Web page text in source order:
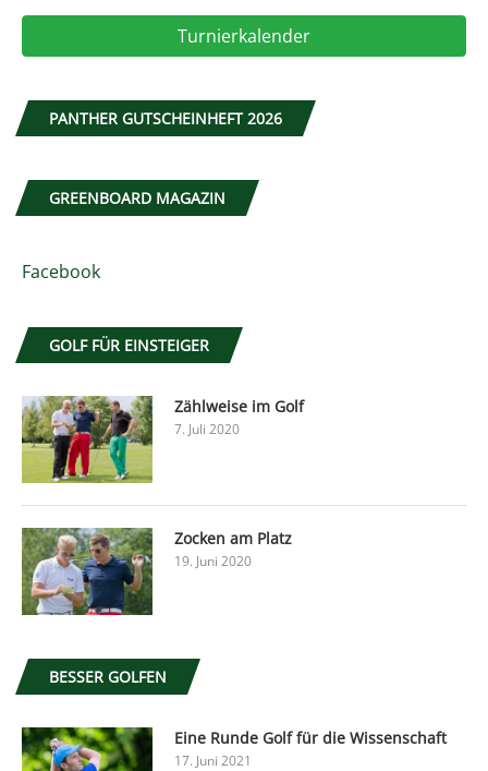
Turnierkalender
PANTHER GUTSCHEINHEFT 2026
GREENBOARD MAGAZIN
Facebook
GOLF FÜR EINSTEIGER
Zählweise im Golf
7. Juli 2020
Zocken am Platz
19. Juni 2020
BESSER GOLFEN
Eine Runde Golf für die Wissenschaft
17. Juni 2021